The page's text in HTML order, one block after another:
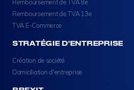
Remboursement de TVA 8e
Remboursement de TVA 13e
TVA E-Commerce
STRATÉGIE D'ENTREPRISE
Création de société
Domiciliation d'entreprise